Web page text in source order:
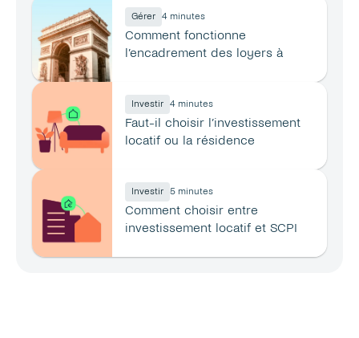
Gérer 4 minutes
Comment fonctionne
l’encadrement des loyers à
Investir 4 minutes
Faut-il choisir l’investissement
locatif ou la résidence
Investir 5 minutes
Comment choisir entre
investissement locatif et SCPI